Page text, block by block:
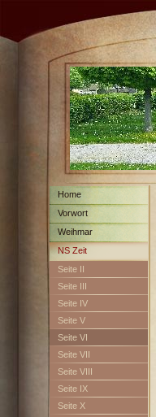
Home
Vorwort
Weihmar
NS Zeit
Seite II
Seite III
Seite IV
Seite V
Seite VI
Seite VII
Seite VIII
Seite IX
Seite X